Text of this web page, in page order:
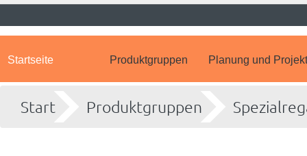
Startseite Produktgruppen Planung und
Start Produktgruppen